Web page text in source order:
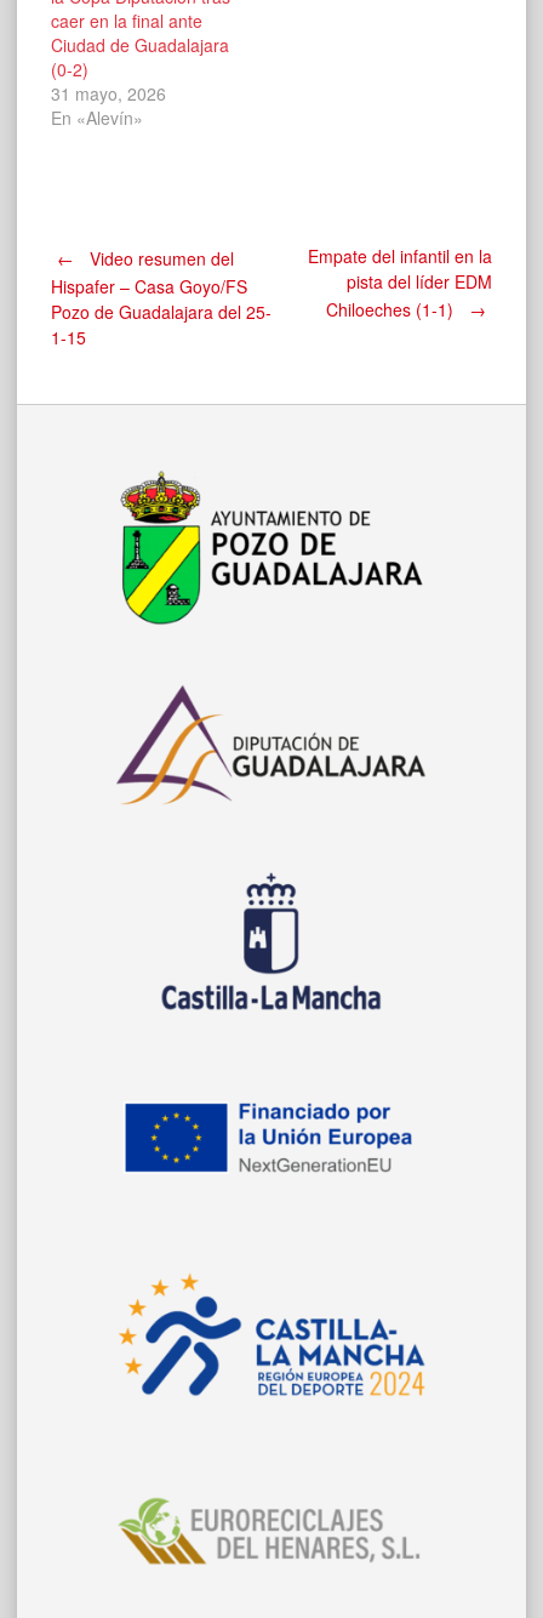
caer en la final ante
Ciudad de Guadalajara
(0-2)
31 mayo, 2026
En «Alevín»
Navegación
de
entradas
←
Video resumen del
Hispafer – Casa Goyo/FS
Pozo de Guadalajara del 25-
1-15
Empate del infantil en la
pista del líder EDM
Chiloeches (1-1)
→